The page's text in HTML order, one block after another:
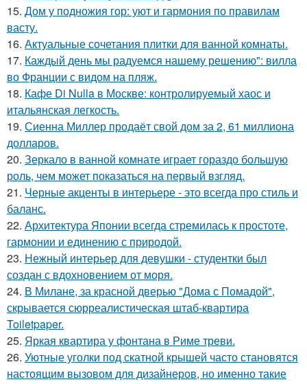
15. Дом у подножия гор: уют и гармония по правилам
васту.
16. Актуальные сочетания плитки для ванной комнаты.
17. Каждый день мы радуемся нашему решению": вилла
во Франции с видом на пляж.
18. Кафе Di Nulla в Москве: контролируемый хаос и
итальянская легкость.
19. Сиенна Миллер продаёт свой дом за 2, 61 миллиона
долларов.
20. Зеркало в ванной комнате играет гораздо большую
роль, чем может показаться на первый взгляд.
21. Черные акценты в интерьере - это всегда про стиль и
баланс.
22. Архитектура Японии всегда стремилась к простоте,
гармонии и единению с природой.
23. Нежный интерьер для девушки - студентки был
создан с вдохновением от моря.
24. В Милане, за красной дверью "Дома с Помадой",
скрывается сюрреалистическая штаб-квартира
Toiletpaper.
25. Яркая квартира у фонтана в Риме треви.
26. Уютные уголки под скатной крышей часто становятся
настоящим вызовом для дизайнеров, но именно такие